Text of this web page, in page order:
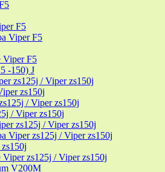
F5
Viper F5
Viper F5
-150) J
zs125j / Viper zs150j
zs150j
/ Viper zs150j
/ Viper zs150j
zs125j / Viper zs150j
Viper zs125j / Viper zs150j
zs125j / Viper zs150j
V200M